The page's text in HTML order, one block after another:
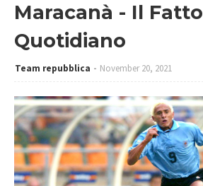
Maracanà - Il Fatto
Quotidiano
Team repubblica November 20, 2021